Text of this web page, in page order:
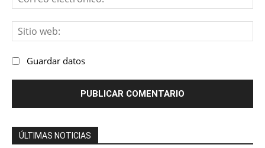
Guardar datos
ÚLTIMAS NOTICIAS